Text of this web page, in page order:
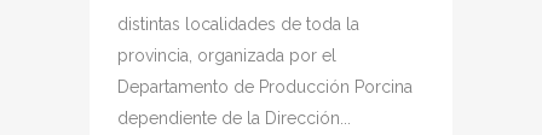
distintas localidades de toda la
provincia, organizada por el
Departamento de Producción Porcina
dependiente de la Dirección...